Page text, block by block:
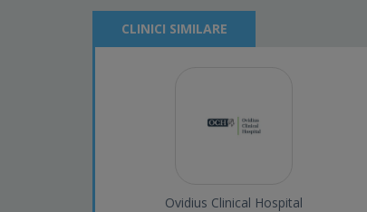
CLINICI SIMILARE
Ovidius Clinical Hospital